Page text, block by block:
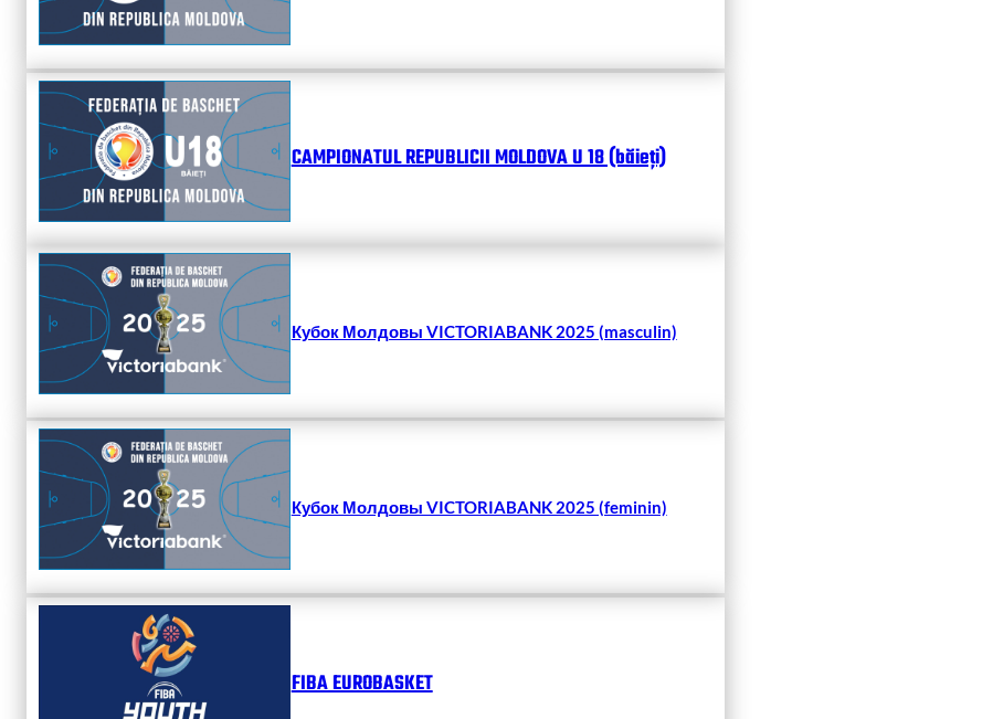
CAMPIONATUL REPUBLICII MOLDOVA U 18 (băieți)
Кубок Молдовы VICTORIABANK 2025 (masculin)
Кубок Молдовы VICTORIABANK 2025 (feminin)
FIBA EUROBASKET